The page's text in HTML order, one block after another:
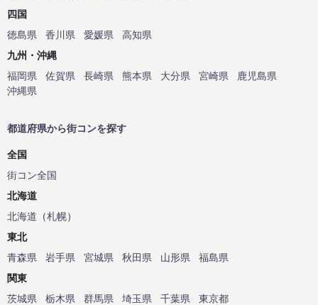
四国
徳島県
香川県 愛媛県
高知県
九州・沖縄
福岡県
佐賀県 長崎県 熊本県 大分県 宮崎県
鹿児島県
沖縄県
都道府県から街コンを探す
全国
街コン全国
北海道
北海道 （札幌）
東北
青森県
岩手県 宮城県 秋田県 山形県
福島県
関東
茨城県
栃木県 群馬県 埼玉県 千葉県
東京都